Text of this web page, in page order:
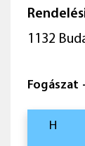
1132
Fogászat
H